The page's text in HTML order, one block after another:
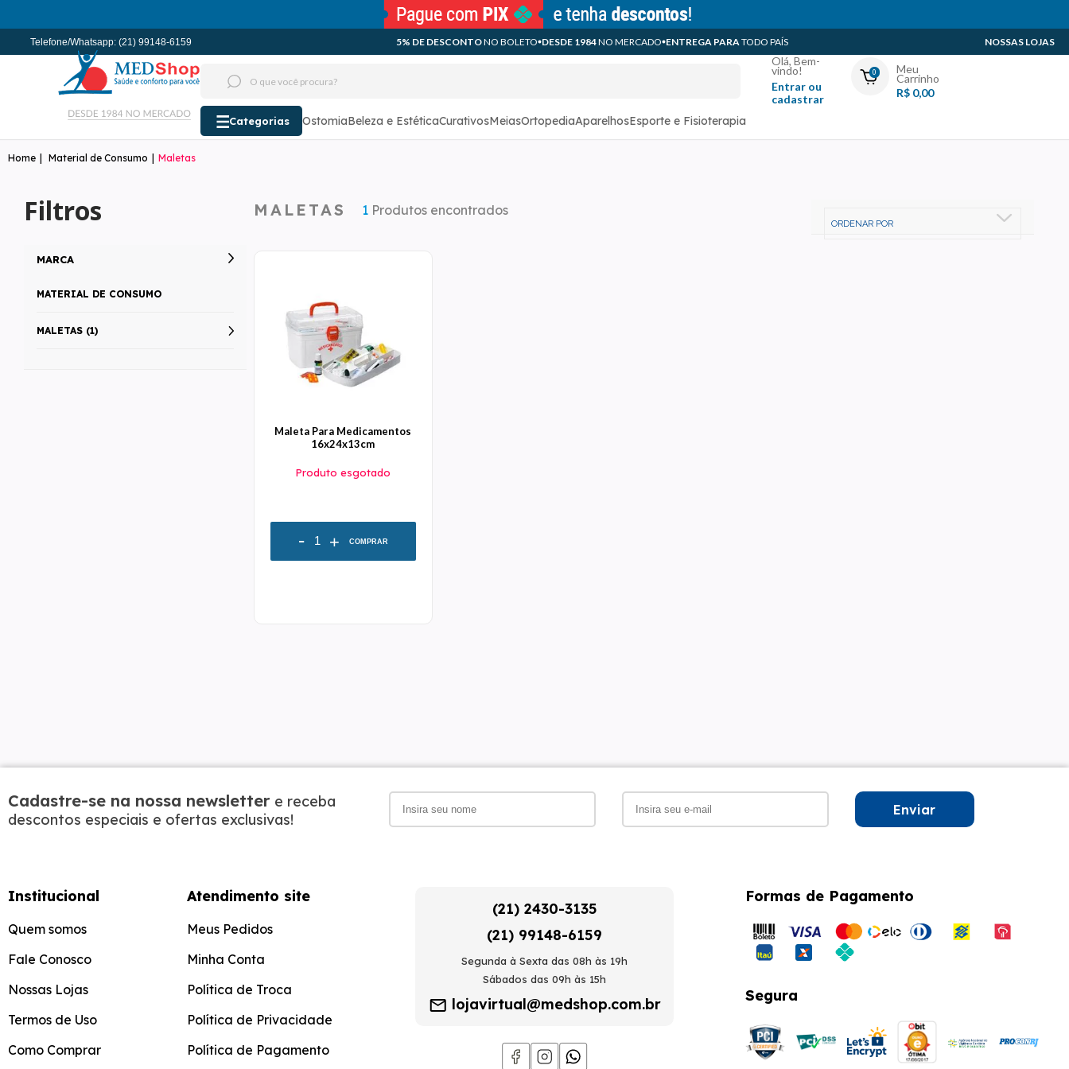
Telefone/Whatsapp: (21) 99148-6159 5% DE DESCONTONO BOLETO DESDE 1984NO MERCADO ENTREGA PARATODO PAÍS NOSSAS LOJAS
Minha Conta
Meus Pedidos
Olá, Bem-
vindo!
Entrar ou
cadastrar
0 Meu
Carrinho
R$ 0,00
Categorias OstomiaBeleza e EstéticaCurativosMeiasOrtopediaAparelhosEsporte e Fisioterapia
Material de Consumo Maletas
Filtros
MARCA
MATERIAL DE CONSUMO
MALETAS (1)
MALETAS 1Produtos encontrados
Maleta Para Medicamentos
16x24x13cm
Produto esgotado
- + COMPRAR
Cadastre-se na nossa newsletter e receba
descontos especiais e ofertas exclusivas!
Enviar
Institucional
Quem somos
Fale Conosco
Nossas Lojas
Termos de Uso
Como Comprar
Atendimento site
Meus Pedidos
Minha Conta
Política de Troca
Política de Privacidade
Política de Pagamento
(21) 2430-3135
(21) 99148-6159
Segunda à Sexta das 08h às 19h
Sábados das 09h às 15h
lojavirtual@medshop.com.br
Formas de Pagamento
Segura